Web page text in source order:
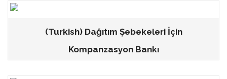
(Turkish) Dağıtım Şebekeleri İçin
Kompanzasyon Bankı